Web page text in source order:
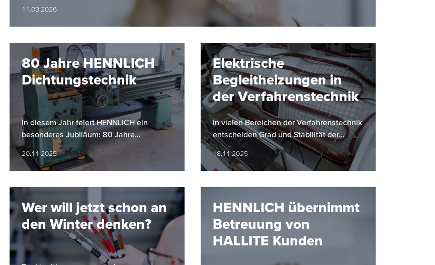
11.03.2026
80 Jahre HENNLICH
Dichtungstechnik
In diesem Jahr feiert HENNLICH ein
besonderes Jubiläum: 80 Jahre
Dichtungstechnik.
20.11.2025
Elektrische
Begleitheizungen in
der Verfahrenstechnik
In vielen Bereichen der Verfahrenstechnik
entscheiden Grad und Stabilität der
Temperatur maßgeblich über Qualität und
Sicherheit von…
18.11.2025
Wer will jetzt schon an
den Winter denken?
HENNLICH übernimmt
Betreuung von
HALLITE Kunden